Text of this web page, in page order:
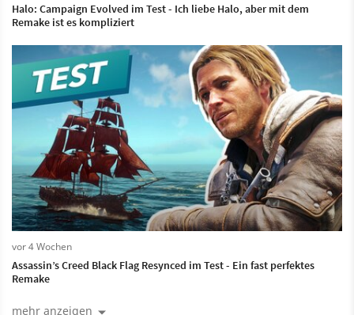
Halo: Campaign Evolved im Test - Ich liebe Halo, aber mit dem
Remake ist es kompliziert
vor 4 Wochen
Assassin’s Creed Black Flag Resynced im Test - Ein fast perfektes
Remake
mehr anzeigen